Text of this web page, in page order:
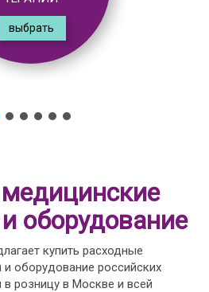
выбрать
оборудование
купить расходные
оборудование российских
розницу в Москве и всей